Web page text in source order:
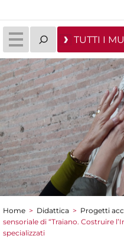
TUTTI I
Tu sei qui
Home > Didattica > Progetti
sensoriale di “Traiano. Costruire
specializzati